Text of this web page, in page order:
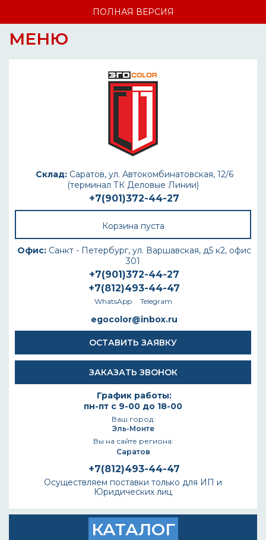
ПОЛНАЯ ВЕРСИЯ
МЕНЮ
Склад:Саратов, ул. Автокомбинатовская, 12/6
(терминал ТК Деловые Линии)
+7(901)372-44-27
Корзина пуста
Офис: Санкт - Петербург, ул. Варшавская, д5 к2, офис
301
+7(901)372-44-27
+7(812)493-44-47
WhatsApp Telegram
egocolor@inbox.ru
ОСТАВИТЬ ЗАЯВКУ
ЗАКАЗАТЬ ЗВОНОК
График работы:
пн-пт с 9-00 до 18-00
Ваш город:
Эль-Монте
Вы на сайте региона:
Саратов
+7(812)493-44-47
Осуществляем поставки только для ИП и
Юридических лиц
КАТАЛОГ